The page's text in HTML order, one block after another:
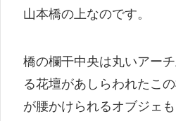
山本橋の上なのです。
橋の欄干中央は丸いアー
る花壇があしらわれたこ
が腰かけられるオブジェ